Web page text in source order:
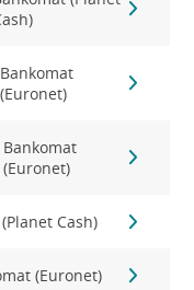
Bankomat
(Euronet)
Bankomat
(Euronet)
Cash)
(Euronet)